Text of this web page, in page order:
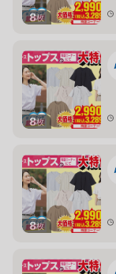
8枚
8枚
8枚